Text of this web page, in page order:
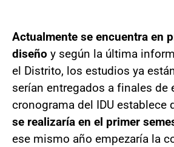
Actualmente se encuentra en
diseño y según la última
el Distrito, los estudios ya
serían entregados a finales de
cronograma del IDU establece
se realizaría en el primer
ese mismo año empezaría la